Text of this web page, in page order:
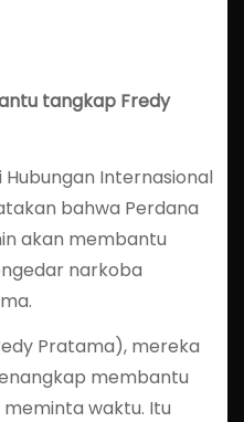
tangkap Fredy
Hubungan Internasional
bahwa Perdana
akan membantu
narkoba
Pratama), mereka
membantu
meminta waktu. Itu